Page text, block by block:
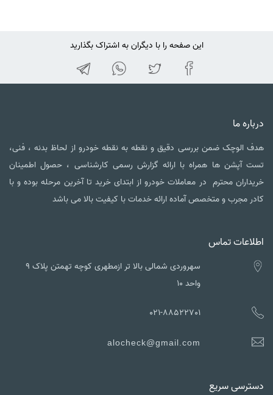
این صفحه را با دیگران به اشتراک بگذارید
درباره ما
هدف الوچک ضمن بررسی دقیق و نقطه به نقطه خودرو از لحاظ بدنه ، فنی،
تست آپشن ها همراه با ارائه گزارش رسمی کارشناسی ، حصول اطمینان
خریداران محترم در معاملات خودرو از ابتدای خرید تا آخرین مرحله بوده و با
کادر مجرب و متخصص آماده ارائه خدمات با کیفیت بالا می باشد
اطلاعات تماس
سهروردی شمالی بالا تر ازمطهری کوچه تهمتن پلاک ۹
واحد ۱۰
021-88522701
alocheck@gmail.com
دسترسی سریع